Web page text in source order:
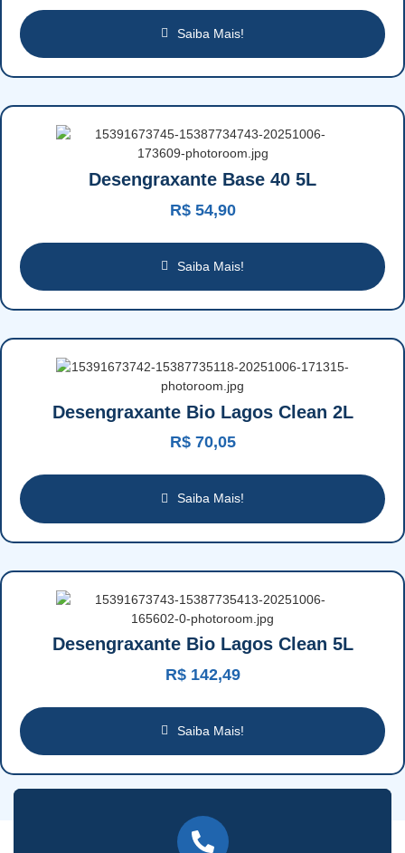
Saiba Mais!
Desengraxante Base 40 5L
R$54,90
Saiba Mais!
Desengraxante Bio Lagos Clean 2L
R$70,05
Saiba Mais!
Desengraxante Bio Lagos Clean 5L
R$142,49
Saiba Mais!